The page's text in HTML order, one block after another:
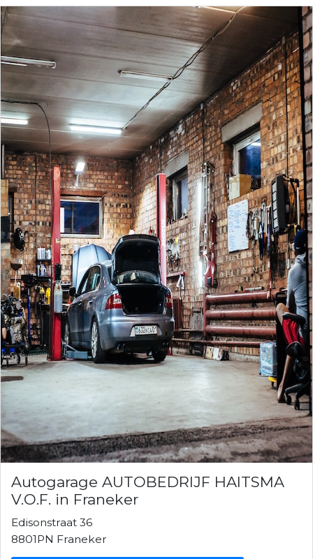
Autogarage AUTOBEDRIJF HAITSMA
V.O.F. in Franeker
Edisonstraat 36
8801PN Franeker